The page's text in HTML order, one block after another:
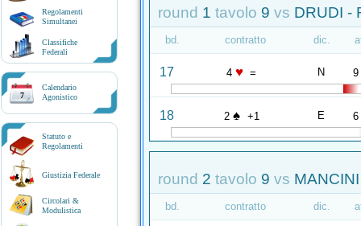
Regolamenti
Simultanei
Classifiche
Federali
7
Calendario
Agonistico
Statuto e
Regolamenti
Giustizia Federale
Circolari &
Modulistica
round 1 tavolo 9 vs DRUDI -
bd. contratto dic.
17 4 ♥ = N 9
18 2 ♠ +1 E 6
round 2 tavolo 9 vs
bd. contratto dic.